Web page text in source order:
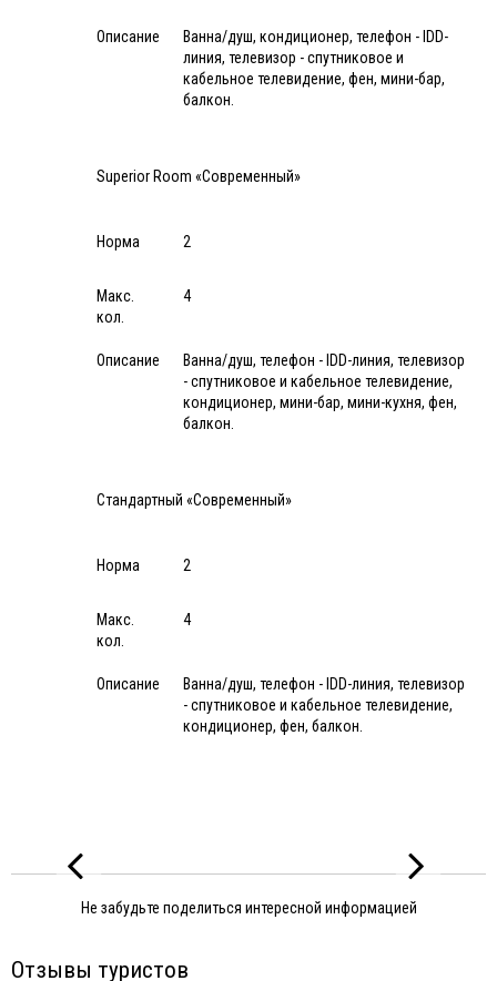
Описание
Ванна/душ, кондиционер, телефон - IDD-
линия, телевизор - спутниковое и
кабельное телевидение, фен, мини-бар,
балкон.
Superior Room «Современный»
Норма 2
Макс.
кол.
4
Описание
Ванна/душ, телефон - IDD-линия, телевизор
- спутниковое и кабельное телевидение,
кондиционер, мини-бар, мини-кухня, фен,
балкон.
Стандартный «Современный»
Норма 2
Макс.
кол.
4
Описание
Ванна/душ, телефон - IDD-линия, телевизор
- спутниковое и кабельное телевидение,
кондиционер, фен, балкон.
Не забудьте поделиться интересной информацией
Отзывы туристов